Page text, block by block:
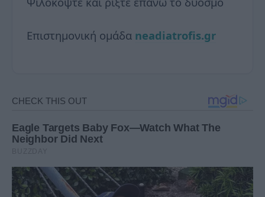
Επιστημονική ομάδα neadiatrofis.gr